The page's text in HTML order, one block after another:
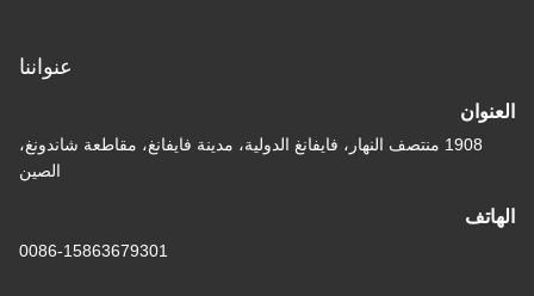
عنواننا
العنوان
1908 منتصف النهار، فايفانغ الدولية، مدينة فايفانغ، مقاطعة شاندونغ،
الصين
الهاتف
0086-15863679301